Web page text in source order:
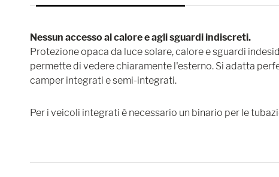
Nessun accesso al calore e agli sguardi indiscreti.
Protezione opaca da luce solare, calore e sguardi
permette di vedere chiaramente l'esterno. Si adatta
camper integrati e semi-integrati.
Per i veicoli integrati è necessario un binario per le